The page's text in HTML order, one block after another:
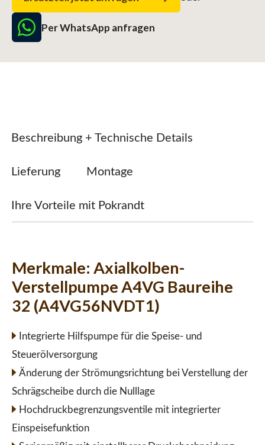
Per WhatsApp anfragen
Beschreibung + Technische Details
Lieferung Montage
Ihre Vorteile mit Pokrandt
Merkmale: Axialkolben-
Verstellpumpe A4VG Baureihe
32 (A4VG56NVDT1)
Integrierte Hilfspumpe für die Speise- und
Steuerölversorgung
Änderung der Strömungsrichtung bei Verstellung der
Schrägscheibe durch die Nulllage
Hochdruckbegrenzungsventile mit integrierter
Einspeisefunktion